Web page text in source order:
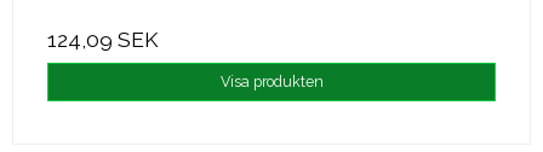
124,09 SEK
Visa produkten